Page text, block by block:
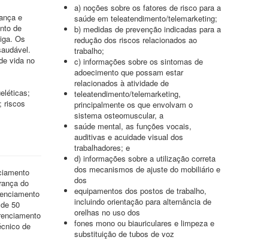
e
de
Os
vida no
riscos
do
50
de
a) noções sobre os fatores de risco para a
saúde em teleatendimento/telemarketing;
b) medidas de prevenção indicadas para a
redução dos riscos relacionados ao
trabalho;
c) informações sobre os sintomas de
adoecimento que possam estar
relacionados à atividade de
teleatendimento/telemarketing,
principalmente os que envolvam o
sistema osteomuscular, a
saúde mental, as funções vocais,
auditivas e acuidade visual dos
trabalhadores; e
d) informações sobre a utilização correta
dos mecanismos de ajuste do mobiliário e
dos
equipamentos dos postos de trabalho,
incluindo orientação para alternância de
orelhas no uso dos
fones mono ou biauriculares e limpeza e
substituição de tubos de voz